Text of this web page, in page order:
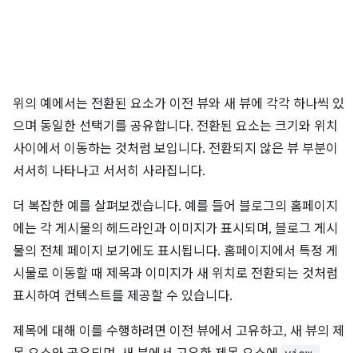
위의 예에서는 전환된 요소가 이전 뷰와 새 뷰에 각각 하나씩 있
으며 동일한 선택기를 공유합니다. 전환된 요소는 크기와 위치
사이에서 이동하는 것처럼 보입니다. 전환되지 않은 뷰 부분이
서서히 나타나고 서서히 사라집니다.
더 복잡한 예를 살펴보겠습니다. 예를 들어 블로그의 홈페이지
에는 각 게시물의 헤드라인과 이미지가 표시되며, 블로그 게시
물의 전체 페이지 보기에도 표시됩니다. 홈페이지에서 특정 게
시물로 이동할 때 제목과 이미지가 새 위치로 전환되는 것처럼
표시하여 컨텍스트를 제공할 수 있습니다.
제목에 대해 이를 수행하려면 이전 뷰에서 고유하고, 새 뷰의 제